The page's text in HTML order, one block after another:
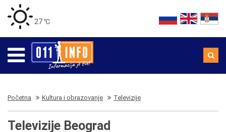
27 ℃
Početna Kultura i obrazovanje Televizije
Televizije Beograd